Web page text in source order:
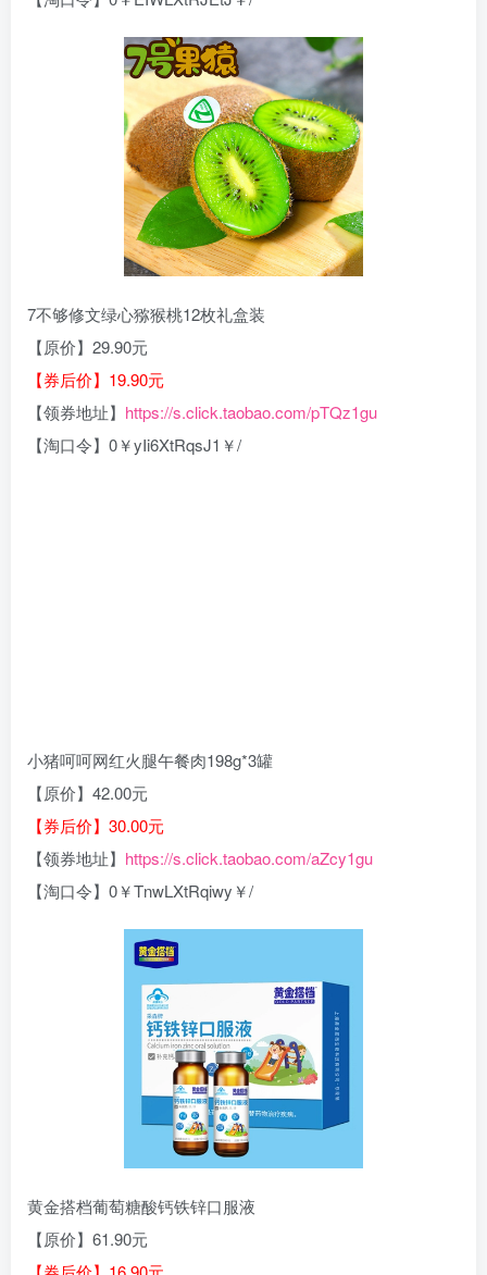
7不够修文绿心猕猴桃12枚礼盒装
【原价】29.90元
【券后价】19.90元
【领券地址】 https://s.click.taobao.com/pTQz1gu
【淘口令】0￥yIi6XtRqsJ1￥/
小猪呵呵网红火腿午餐肉198g*3罐
【原价】42.00元
【券后价】30.00元
【领券地址】 https://s.click.taobao.com/aZcy1gu
【淘口令】0￥TnwLXtRqiwy￥/
黄金搭档葡萄糖酸钙铁锌口服液
【原价】61.90元